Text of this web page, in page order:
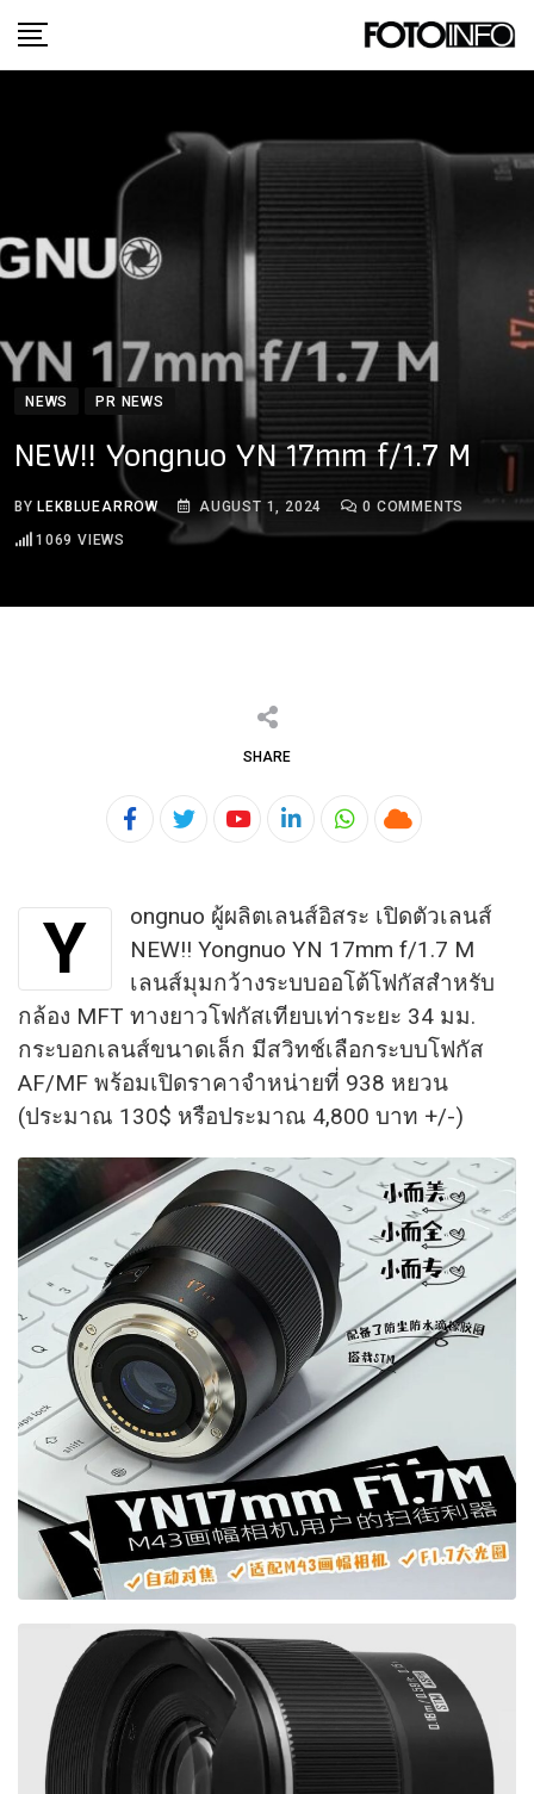
to
NEWS PR NEWS
NEW!! Yongnuo YN 17mm f/1.7 M
BYLEKBLUEARROW AUGUST 1, 2024 0 COMMENTS
1069 VIEWS
SHARE
YoutubeLinkedInWhatsapp
Cloud
Y
ongnuo ผู้ผลิตเลนส์อิสระ เปิดตัวเลนส์
NEW!! Yongnuo YN 17mm f/1.7 M
เลนส์มุมกว้างระบบออโต้โฟกัสสำหรับ
กล้อง MFT ทางยาวโฟกัสเทียบเท่าระยะ 34 มม.
กระบอกเลนส์ขนาดเล็ก มีสวิทช์เลือกระบบโฟกัส
AF/MF พร้อมเปิดราคาจำหน่ายที่ 938 หยวน
(ประมาณ 130$ หรือประมาณ 4,800 บาท +/-)